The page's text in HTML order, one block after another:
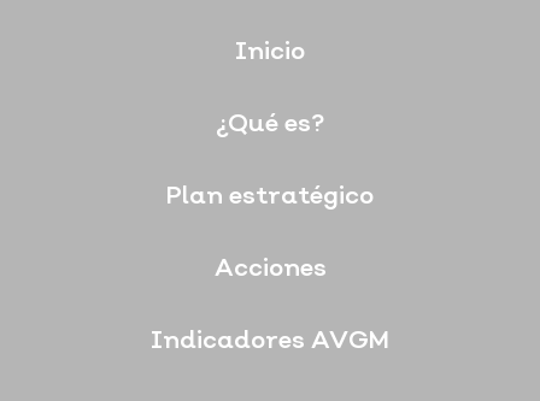
Inicio
¿Qué es?
Plan estratégico
Acciones
Indicadores AVGM